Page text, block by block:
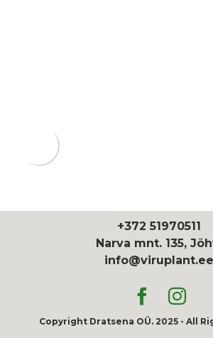
+372 51970511
Narva mnt. 135,
info@viruplant.ee
Copyright Dratsena OÜ. 2025 - All